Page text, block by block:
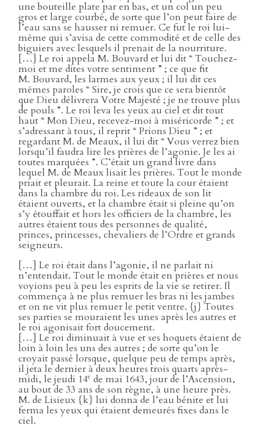
une bouteille plate par en bas, et un col un peu
gros et large courbé, de sorte que l’on peut faire de
l’eau sans se hausser ni remuer. Ce fut le roi lui-
même qui s’avisa de cette commodité et de celle des
biguiers avec lesquels il prenait de la nourriture.
[…] Le roi appela M. Bouvard et lui dit “ Touchez-
moi et me dites votre sentiment ” ; ce que fit
M. Bouvard, les larmes aux yeux ; il lui dit ces
mêmes paroles “ Sire, je crois que ce sera bientôt
que Dieu délivrera Votre Majesté ; je ne trouve plus
de pouls ”. Le roi leva les yeux au ciel et dit tout
haut “ Mon Dieu, recevez-moi à miséricorde ” ; et
s’adressant à tous, il reprit “ Prions Dieu ” ; et
regardant M. de Meaux, il lui dit “ Vous verrez bien
lorsqu’il faudra lire les prières de l’agonie. Je les ai
toutes marquées ”. C’était un grand livre dans
lequel M. de Meaux lisait les prières. Tout le monde
priait et pleurait. La reine et toute la cour étaient
dans la chambre du roi. Les rideaux de son lit
étaient ouverts, et la chambre était si pleine qu’on
s’y étouffait et hors les officiers de la chambre, les
autres étaient tous des personnes de qualité,
princes, princesses, chevaliers de l’Ordre et grands
seigneurs.
[…] Le roi était dans l’agonie, il ne parlait ni
n’entendait. Tout le monde était en prières et nous
voyions peu à peu les esprits de la vie se retirer. Il
commença à ne plus remuer les bras ni les jambes
et on ne vit plus remuer le petit ventre. {j} Toutes
ses parties se mouraient les unes après les autres et
le roi agonisait fort doucement.
[…] Le roi diminuait à vue et ses hoquets étaient de
loin à loin les uns des autres ; de sorte qu’on le
croyait passé lorsque, quelque peu de temps après,
il jeta le dernier à deux heures trois quarts après-
midi, le jeudi 14e de mai 1643, jour de l’Ascension,
au bout de 33 ans de son règne, à une heure près.
M. de Lisieux {k} lui donna de l’eau bénite et lui
ferma les yeux qui étaient demeurés fixes dans le
ciel.